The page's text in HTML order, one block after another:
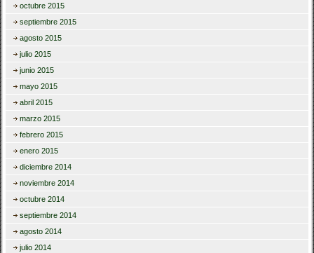
octubre 2015
septiembre 2015
agosto 2015
julio 2015
junio 2015
mayo 2015
abril 2015
marzo 2015
febrero 2015
enero 2015
diciembre 2014
noviembre 2014
octubre 2014
septiembre 2014
agosto 2014
julio 2014